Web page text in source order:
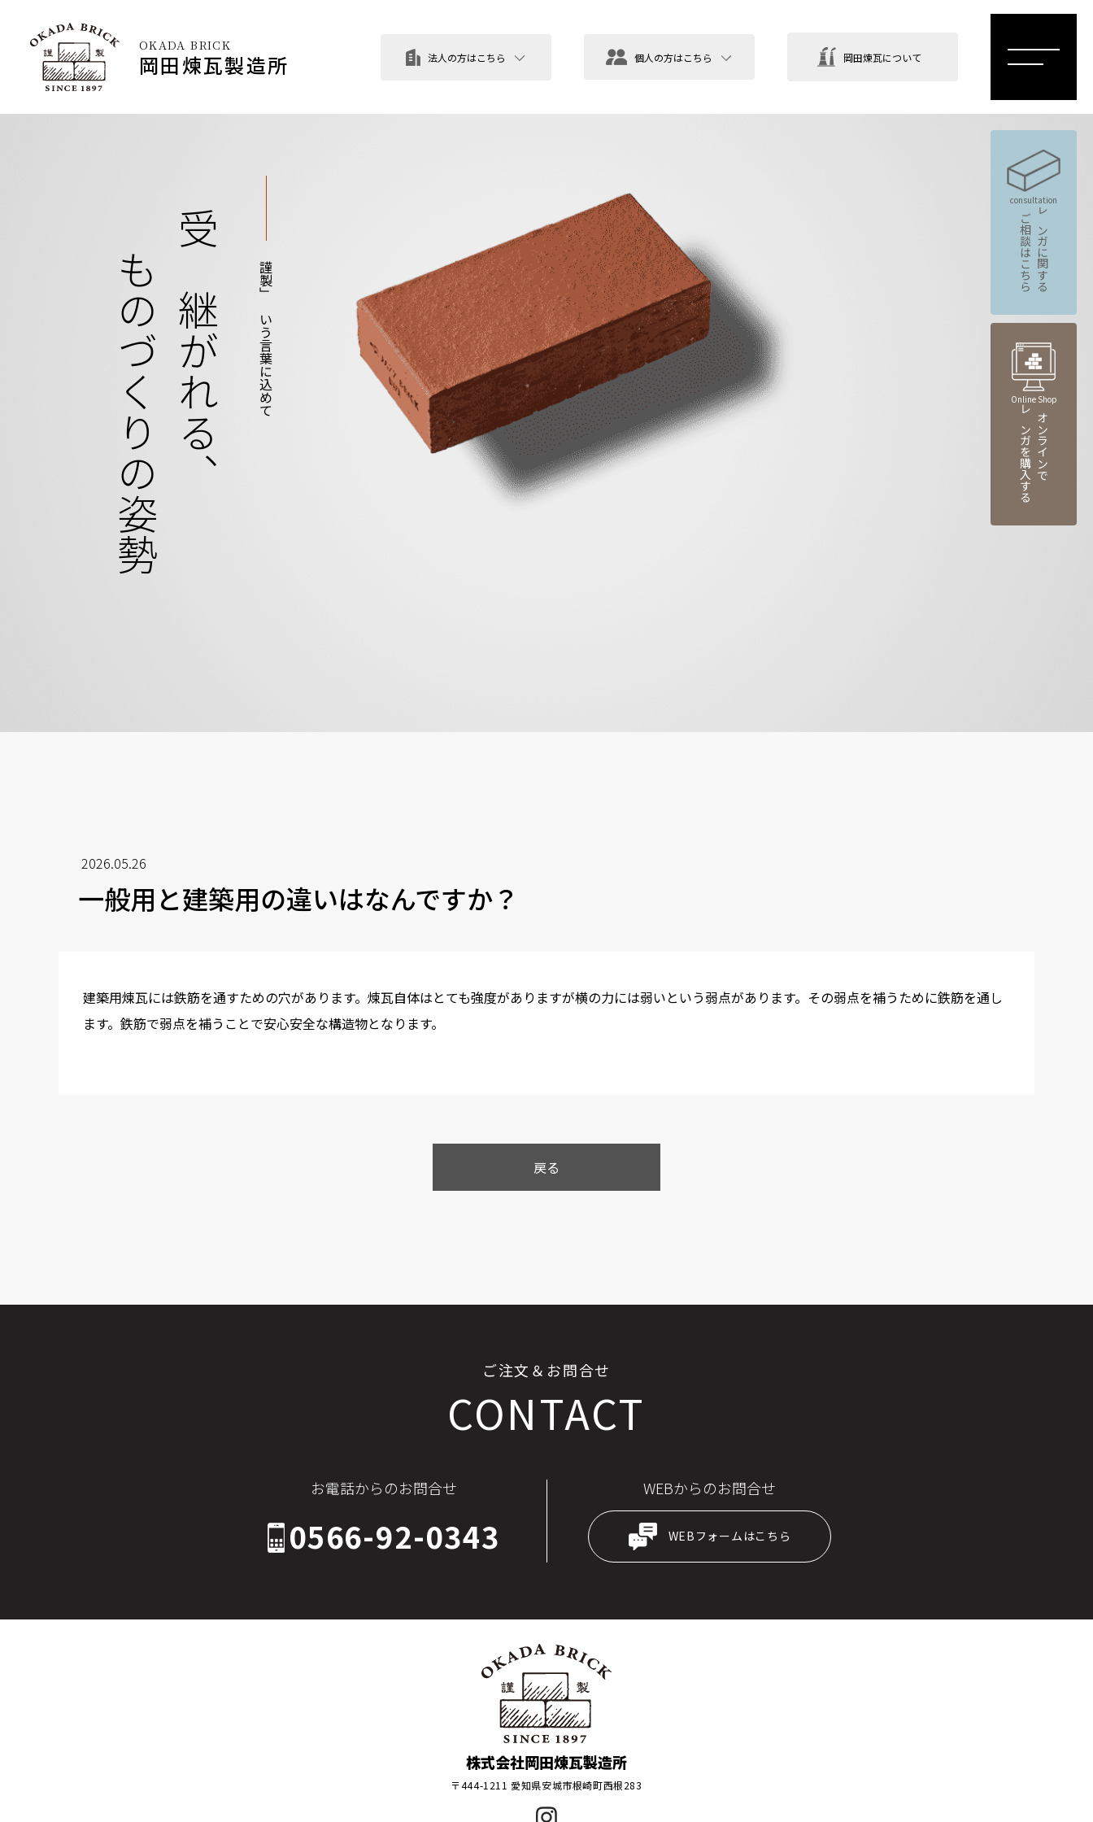
OKADA BRICK
岡田煉瓦製造所 法人の方はこちら 個人の方はこちら 岡田煉瓦について
「謹製」という言葉に込めて
受け継がれる、
ものづくりの姿勢
2026.05.26
一般用と建築用の違いはなんですか？
建築用煉瓦には鉄筋を通すための穴があります。煉瓦自体はとても強度がありますが横の力には弱いという弱点があります。その弱点を補うために鉄筋を通し
ます。鉄筋で弱点を補うことで安心安全な構造物となります。
戻る
ご注文＆お問合せ
CONTACT
お電話からのお問合せ
0566-92-0343
WEBからのお問合せ
WEBフォームはこちら
株式会社岡田煉瓦製造所
〒444-1211 愛知県安城市根崎町西根283
consultation
レンガに関する
ご相談はこちら
Online Shop
オンラインで
レンガを購入する